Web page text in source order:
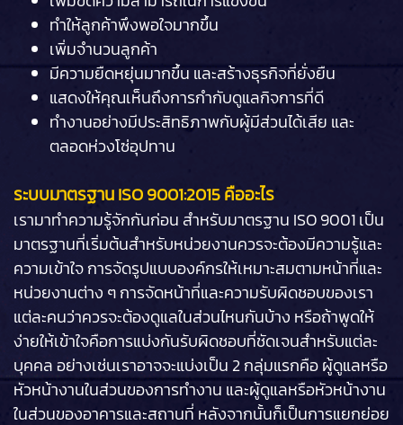
ทำให้ลูกค้าพึงพอใจมากขึ้น
เพิ่มจำนวนลูกค้า
มีความยืดหยุ่นมากขึ้น และสร้างธุรกิจที่ยั่งยืน
แสดงให้คุณเห็นถึงการกำกับดูแลกิจการที่ดี
ทำงานอย่างมีประสิทธิภาพกับผู้มีส่วนได้เสีย และ
ตลอดห่วงโซ่อุปทาน
ระบบมาตรฐาน ISO 9001:2015 คืออะไร
เรามาทำความรู้จักกันก่อน สำหรับมาตรฐาน ISO 9001 เป็น
มาตรฐานที่เริ่มต้นสำหรับหน่วยงานควรจะต้องมีความรู้และ
ความเข้าใจ การจัดรูปแบบองค์กรให้เหมาะสมตามหน้าที่และ
หน่วยงานต่าง ๆ การจัดหน้าที่และความรับผิดชอบของเรา
แต่ละคนว่าควรจะต้องดูแลในส่วนไหนกันบ้าง หรือถ้าพูดให้
ง่ายให้เข้าใจคือการแบ่งกันรับผิดชอบที่ชัดเจนสำหรับแต่ละ
บุคคล อย่างเช่นเราอาจจะแบ่งเป็น 2 กลุ่มแรกคือ ผู้ดูแลหรือ
หัวหน้างานในส่วนของการทำงาน และผู้ดูแลหรือหัวหน้างาน
ในส่วนของอาคารและสถานที่ หลังจากนั้นก็เป็นการแยกย่อย